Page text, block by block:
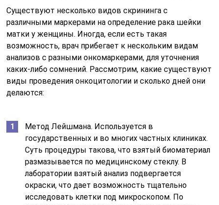
Существуют несколько видов скрининга с
различными маркерами на определение рака шейки
матки у женщины. Иногда, если есть такая
возможность, врач прибегает к нескольким видам
анализов с разными онкомаркерами, для уточнения
каких-либо сомнений. Рассмотрим, какие существуют
виды проведения онкоцитологии и сколько дней они
делаются:
Метод Лейшмана. Используется в
государственных и во многих частных клиниках.
Суть процедуры такова, что взятый биоматериал
размазывается по медицинскому стеклу. В
лаборатории взятый анализ подвергается
окраски, что дает возможность тщательно
исследовать клетки под микроскопом. По